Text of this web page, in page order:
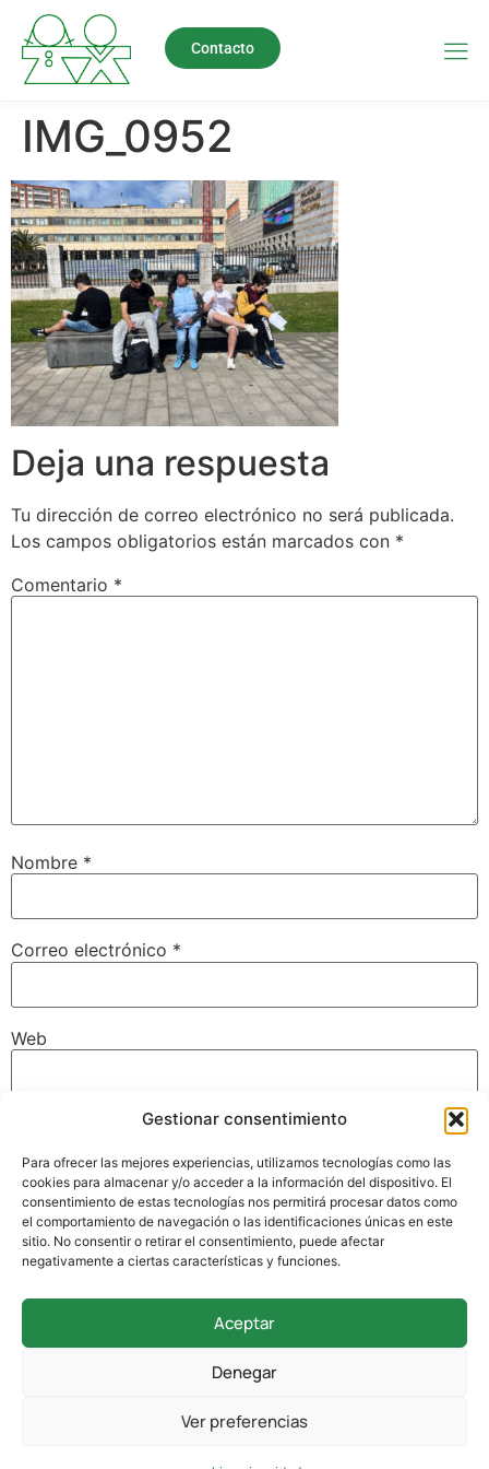
Gestionar consentimiento
Para ofrecer las mejores experiencias, utilizamos tecnologías como las
cookies para almacenar y/o acceder a la información del dispositivo. El
consentimiento de estas tecnologías nos permitirá procesar datos como
el comportamiento de navegación o las identificaciones únicas en este
sitio. No consentir o retirar el consentimiento, puede afectar
negativamente a ciertas características y funciones.
Aceptar
Denegar
Ver preferencias
Contacto
IMG_0952
Deja una respuesta
Tu dirección de correo electrónico no será publicada.
Los campos obligatorios están marcados con *
Comentario *
Nombre *
Correo electrónico *
Web
navegador para la próxima vez que comente.
La Llanilla, 102, 39012 Santander, Cantabria